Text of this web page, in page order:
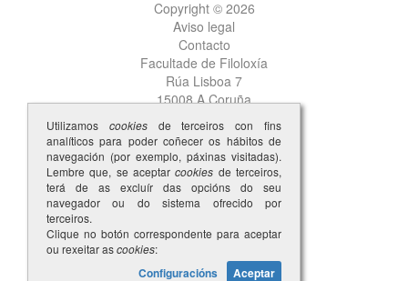
leon
Leon
Leone
Leonor
leterada
leterado
Copyright © 2026
Aviso legal
Contacto
Facultade de Filoloxía
Rúa Lisboa 7
15008 A Coruña
Utilizamos cookiesde terceiros con fins
analíticos para poder coñecer os hábitos de
navegación (por exemplo, páxinas visitadas).
Lembre que, se aceptarcookies de terceiros,
terá de as excluír das opcións do seu
navegador ou do sistema ofrecido por
terceiros.
Clique no botón correspondente para aceptar
ou rexeitar ascookies:
Configuracións Aceptar